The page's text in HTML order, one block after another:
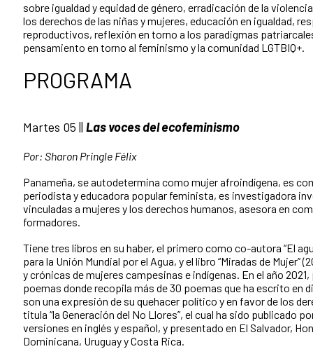
sobre igualdad y equidad de género, erradicación de la
los derechos de las niñas y mujeres, educación en igualdad,
reproductivos, reflexión en torno a los paradigmas
pensamiento en torno al feminismo y la comunidad LGTBIQ+.
PROGRAMA
Martes 05 || Las voces del ecofeminismo
Por: Sharon Pringle Félix
Panameña, se autodetermina como mujer afroindígena, es
periodista y educadora popular feminista, es investigadora
vinculadas a mujeres y los derechos humanos, asesora en
formadores.
Tiene tres libros en su haber, el primero como co-autora “El
para la Unión Mundial por el Agua, y el libro “Miradas de Mujer”
y crónicas de mujeres campesinas e indígenas. En el año
poemas donde recopila más de 30 poemas que ha escrito en
son una expresión de su quehacer político y en favor de los
titula “la Generación del No Llores”, el cual ha sido publicado
versiones en inglés y español, y presentado en El Salvador,
Dominicana, Uruguay y Costa Rica.